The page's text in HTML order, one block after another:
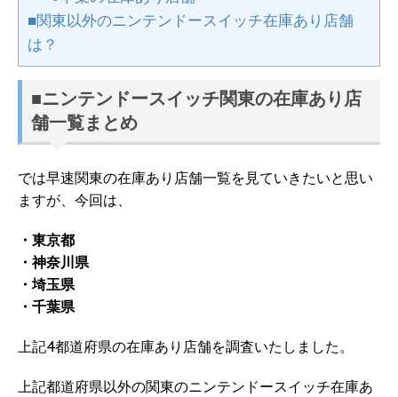
■関東以外のニンテンドースイッチ在庫あり店舗
は？
■ニンテンドースイッチ関東の在庫あり店
舗一覧まとめ
では早速関東の在庫あり店舗一覧を見ていきたいと思い
ますが、今回は、
・東京都
・神奈川県
・埼玉県
・千葉県
上記4都道府県の在庫あり店舗を調査いたしました。
上記都道府県以外の関東のニンテンドースイッチ在庫あ